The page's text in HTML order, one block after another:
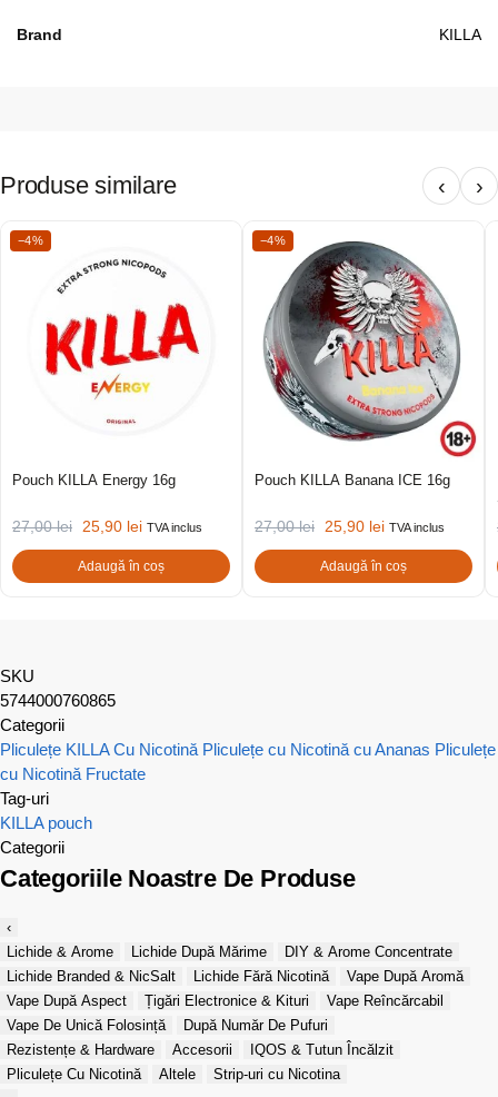
Brand KILLA
Produse similare ‹ ›
−4%
Pouch KILLA Energy 16g
27,00lei 25,90 lei TVA inclus
Adaugă în coș
−4%
Pouch KILLA Banana ICE 16g
27,00lei 25,90 lei TVA inclus
Adaugă în coș
SKU
5744000760865
Categorii
Pliculețe KILLA Cu Nicotină Pliculețe cu Nicotină cu Ananas Pliculețe
cu Nicotină Fructate
Tag-uri
KILLA pouch
Categorii
Categoriile Noastre De Produse
‹
Lichide & Arome
Lichide După Mărime
DIY & Arome Concentrate
Lichide Branded & NicSalt
Lichide Fără Nicotină
Vape După Aromă
Vape După Aspect
Țigări Electronice & Kituri
Vape Reîncărcabil
Vape De Unică Folosință
După Număr De Pufuri
Rezistențe & Hardware
Accesorii
IQOS & Tutun Încălzit
Pliculețe Cu Nicotină
Altele
Strip-uri cu Nicotina